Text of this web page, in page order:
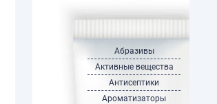
Абразивы
Активные вещества
Антисептики
Ароматизаторы